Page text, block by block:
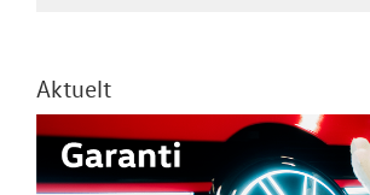
Aktuelt